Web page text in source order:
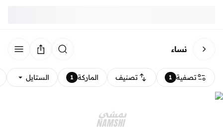
نساء
تصفية 1 تصنيف الماركة 1 الستايل